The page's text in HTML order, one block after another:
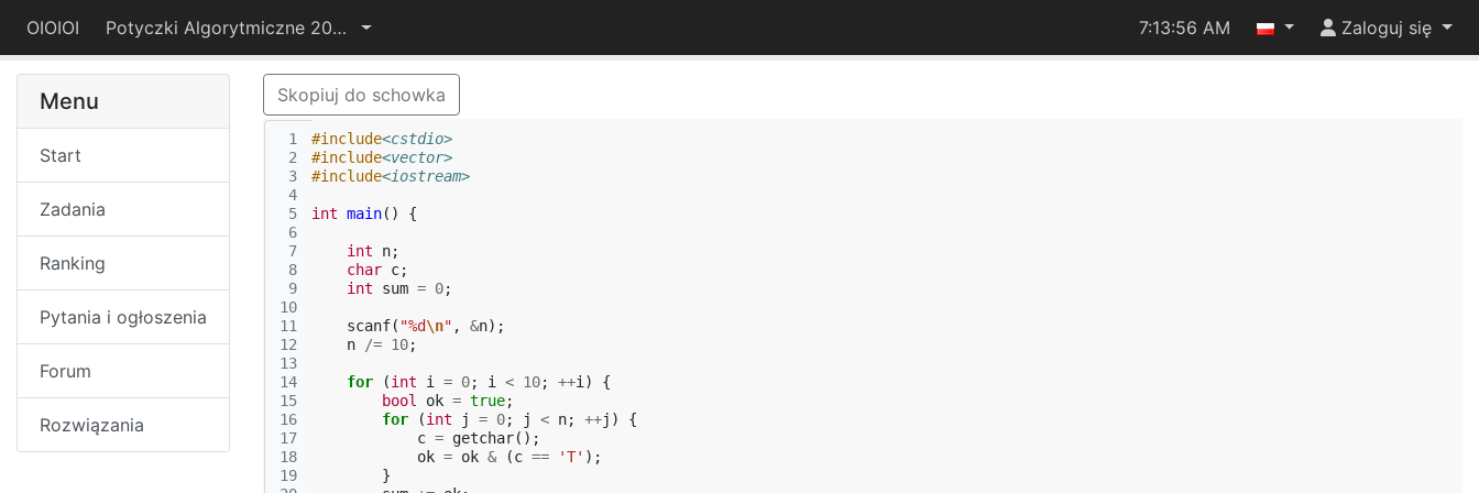
OIOIOI Potyczki Algorytmiczne 2022 7:13:56 AM Zaloguj się
Menu
Start
Zadania
Ranking
Pytania i ogłoszenia
Forum
Rozwiązania
Skopiuj do schowka
1
2
3
4
5
6
7
8
9
10
11
12
13
14
15
16
17
18
19
#include<cstdio>
#include<vector>
#include<iostream>
int main() {
int n;
char c;
int
sum = 0;
scanf( "%d\n" , &n);
n
/= 10;
for (int i = 0; i < 10; ++i )
{
bool
ok = true;
for
(int j = 0; j < n; ++j )
{
c = getchar();
ok = ok & (c == 'T' );
}